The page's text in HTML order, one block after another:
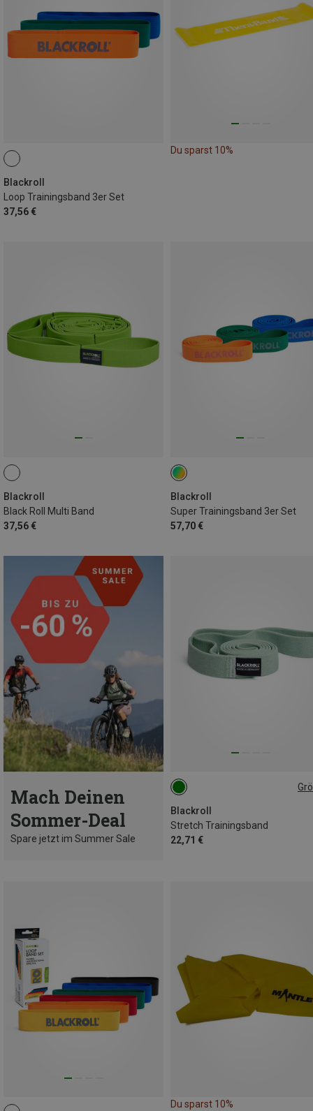
Blackroll
Loop Trainingsband 3er Set
37,56 €
Du sparst 10%
Blackroll
Black Roll Multi Band
37,56 €
Blackroll
Super Trainingsband 3er Set
57,70 €
Mach Deinen
Sommer-Deal
Spare jetzt im Summer Sale
Blackroll
Stretch Trainingsband
22,71 €
ONE SIZE
Du sparst 10%